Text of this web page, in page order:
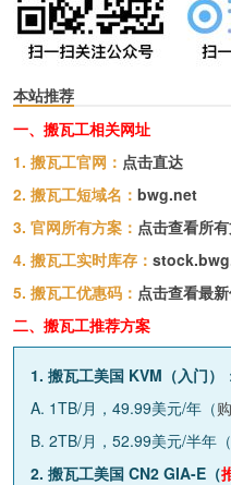
本站推荐
一、搬瓦工相关网址
1. 搬瓦工官网： 点击直达
2. 搬瓦工短域名： bwg.net
3. 官网所有方案： 点击查看所
4. 搬瓦工实时库存：
5. 搬瓦工优惠码： 点击查看最
二、搬瓦工推荐方案
1. 搬瓦工美国 KVM（入门）
：
A. 1TB/月，49.99美元/年（
B. 2TB/月，52.99美元/半年（
2. 搬瓦工美国 CN2 GIA-E（